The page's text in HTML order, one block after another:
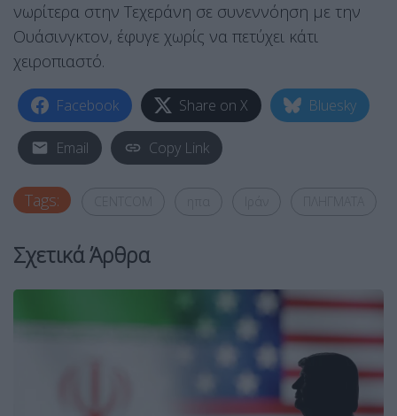
νωρίτερα στην Τεχεράνη σε συνεννόηση με την
Ουάσινγκτον, έφυγε χωρίς να πετύχει κάτι
χειροπιαστό.
Facebook Share on X Bluesky
Email Copy Link
Tags:
Σχετικά Άρθρα